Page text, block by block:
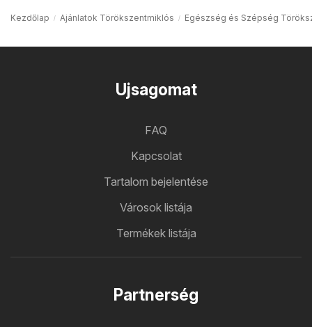
Kezdőlap Ajánlatok Törökszentmiklós Egészség és Szépség
Ujsagomat
FAQ
Kapcsolat
Tartalom bejelentése
Városok listája
Termékek listája
Partnerség